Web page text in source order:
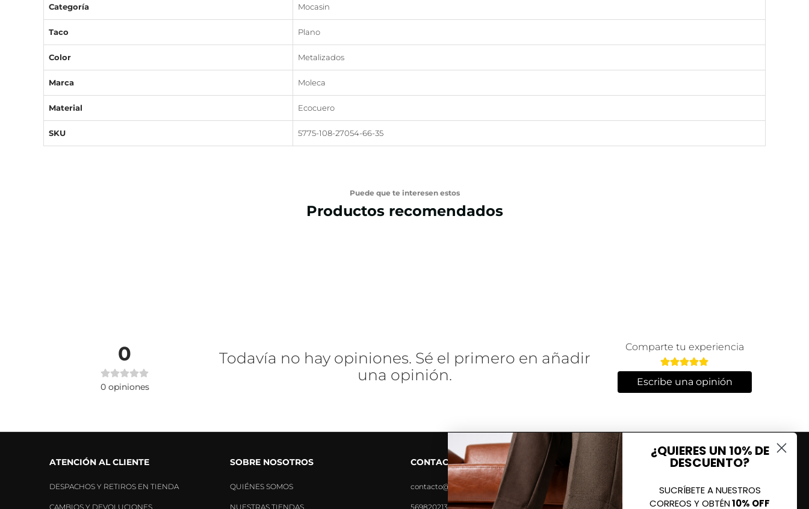
Categoría Mocasin
Taco Plano
Color Metalizados
Marca Moleca
Material Ecocuero
SKU 5775-108-27054-66-35
Puede que te interesen estos
Productos recomendados
0
0 opiniones
Todavía no hay opiniones. Sé el primero en añadir
una opinión.
Comparte tu experiencia
Escribe una opinión
ATENCIÓN AL CLIENTE
DESPACHOS Y RETIROS EN TIENDA
CAMBIOS Y DEVOLUCIONES
SOBRE NOSOTROS
QUIÉNES SOMOS
NUESTRAS TIENDAS
CONTACTO
contacto@tiendavoce.cl
56982021390
¿QUIERES UN 10% DE
DESCUENTO?
SUCRÍBETE A NUESTROS
CORREOS Y OBTÉN10% OFF